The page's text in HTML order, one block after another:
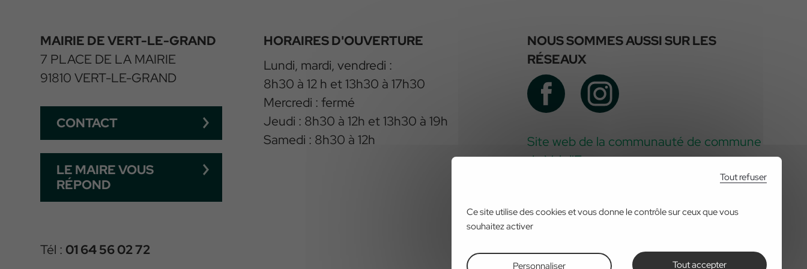
MAIRIE DE VERT-LE-GRAND
7 PLACE DE LA MAIRIE
91810 VERT-LE-GRAND
CONTACT
LE MAIRE VOUS
RÉPOND
Tél : 01 64 56 02 72
HORAIRES D'OUVERTURE
Lundi, mardi, vendredi :
8h30 à 12 h et 13h30 à 17h30
Mercredi : fermé
Jeudi : 8h30 à 12h et 13h30 à 19h
Samedi : 8h30 à 12h
NOUS SOMMES AUSSI SUR LES
RÉSEAUX
Site web de la communauté de commune
du Val d'Essonne
Ce site utilise des cookies et vous donne le contrôle sur ceux que vous
souhaitez activer
Tout accepter
Tout refuser
Personnaliser